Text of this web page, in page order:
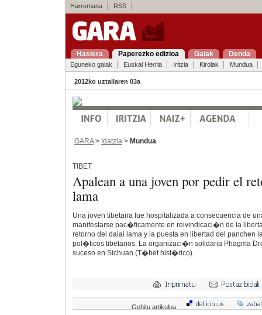
Harremana RSS
Hasiera Paperezko edizioa Gaiak Denda
Eguneko gaiak Euskal Herria Iritzia Kirolak Mundua
2012ko uztailaren 03a
GARA> Idatzia > Mundua
TIBET
Apalean a una joven por pedir el
lama
Una joven tibetana fue hospitalizada a consecuencia de
manifestarse pac�ficamente en reivindicaci�n de la
retorno del dalai lama y la puesta en libertad del panchen
pol�ticos tibetanos. La organizaci�n solidaria Phagma
suceso en Sichuan (T�bet hist�rico).
Gehitu artikuloa: